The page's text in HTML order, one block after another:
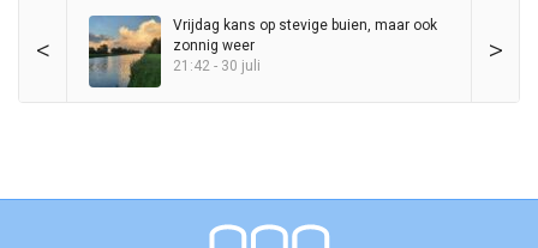
< >
Vrijdag kans op stevige buien, maar ook
zonnig weer
21:42 - 30 juli